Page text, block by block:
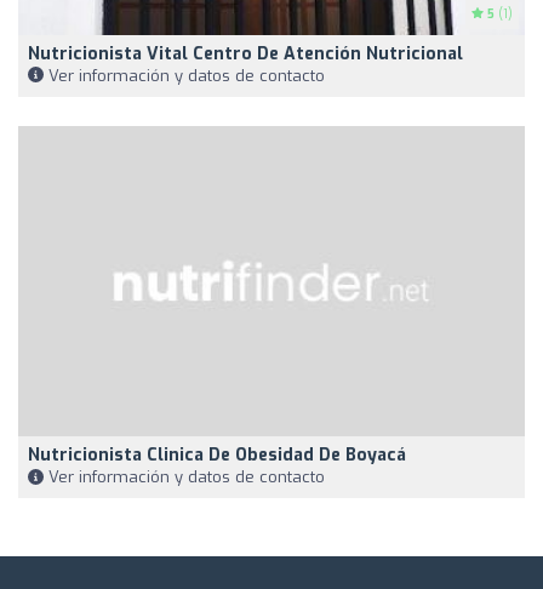
5 (1)
Nutricionista Vital Centro De Atención Nutricional
Ver información y datos de contacto
Nutricionista Clinica De Obesidad De Boyacá
Ver información y datos de contacto